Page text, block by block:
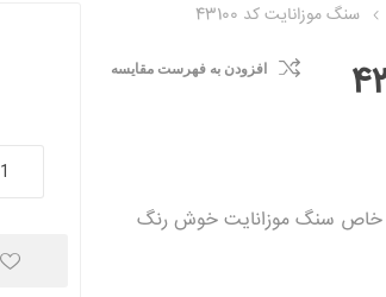
سنگ موزانایت کد 43100
افزودن به فهرست مقایسه
) خاص سنگ موزانایت خوش رنگ